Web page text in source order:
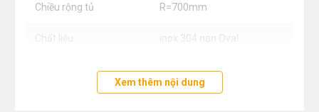
Chiều rộng tủ R=700mm
Chất liệu inox 304 nan Oval
Xem thêm nội dung